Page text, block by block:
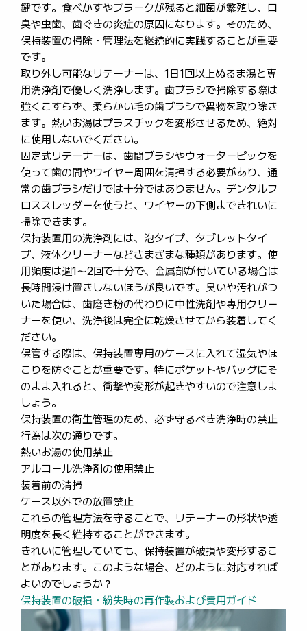
鍵です。食べかすやプラークが残ると細菌が繁殖し、口
臭や虫歯、歯ぐきの炎症の原因になります。そのため、
保持装置の掃除・管理法を継続的に実践することが重要
です。
取り外し可能なリテーナーは、1日1回以上ぬるま湯と専
用洗浄剤で優しく洗浄します。歯ブラシで掃除する際は
強くこすらず、柔らかい毛の歯ブラシで異物を取り除き
ます。熱いお湯はプラスチックを変形させるため、絶対
に使用しないでください。
固定式リテーナーは、歯間ブラシやウォーターピックを
使って歯の間やワイヤー周囲を清掃する必要があり、通
常の歯ブラシだけでは十分ではありません。デンタルフ
ロススレッダーを使うと、ワイヤーの下側まできれいに
掃除できます。
保持装置用の洗浄剤には、泡タイプ、タブレットタイ
プ、液体クリーナーなどさまざまな種類があります。使
用頻度は週1～2回で十分で、金属部が付いている場合は
長時間浸け置きしないほうが良いです。臭いや汚れがつ
いた場合は、歯磨き粉の代わりに中性洗剤や専用クリー
ナーを使い、洗浄後は完全に乾燥させてから装着してく
ださい。
保管する際は、保持装置専用のケースに入れて湿気やほ
こりを防ぐことが重要です。特にポケットやバッグにそ
のまま入れると、衝撃や変形が起きやすいので注意しま
しょう。
保持装置の衛生管理のため、必ず守るべき洗浄時の禁止
行為は次の通りです。
熱いお湯の使用禁止
アルコール洗浄剤の使用禁止
装着前の清掃
ケース以外での放置禁止
これらの管理方法を守ることで、リテーナーの形状や透
明度を長く維持することができます。
きれいに管理していても、保持装置が破損や変形するこ
とがあります。このような場合、どのように対応すれば
よいのでしょうか？
保持装置の破損・紛失時の再作製および費用ガイド